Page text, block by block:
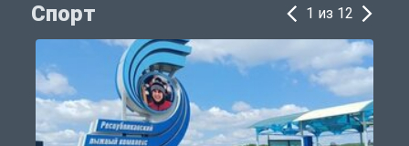
Спорт 1 из 12